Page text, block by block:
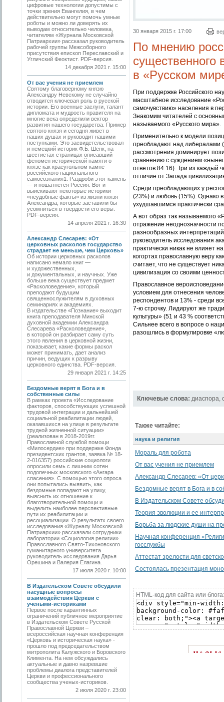
цифровые технологии допустимы с
точки зрения Евангелия, в чем
действительно могут помочь умные
роботы и можно ли доверять их
выводам относительно человека,
читателям «Журнала Московской
Патриархии» рассказал руководитель
рабочей группы Межсоборного
присутствия епископ Переславский и
Угличский Феоктист. PDF-версия.
14 декабря 2021 г. 15:00
От вас учения не приемлем
Святому благоверному князю
Александру Невскому не случайно
отводится ключевая роль в русской
истории. Его военные заслуги, талант
дипломата и мудрость правителя на
многие века определили вектор
развития нашего государства. Пример
святого князя и сегодня живет в
наших душах и руководит нашими
поступками. Это засвидетельствовал
и немец­кий историк Ф.Б. Шенк, на
шестистах страницах описавший
феномен исторической памяти о
князе как краеугольном камне
российского национального
самосознания1. Раздроби этот камень
— и пошатнется Россия. Вот и
выискивают некоторые историки
«неудобные факты» из жизни князя
Александра, которые заставили бы
усомниться в твердости его веры.
PDF-версия.
14 апреля 2021 г. 16:30
Александр Слесарев: «От
церковных расколов государство
страдает не меньше, чем Церковь»
Об истории церковных расколов
написано немало книг —
и художественных,
и документальных, и научных. Уже
больше века существует предмет
«Расколоведение», который
преподают будущим
священнослужителям в духовных
семинариях и академиях.
В издательстве «Познание» выходит
книга преподавателя Минской
духовной академии Александра
Слесарева «Расколоведение»,
в которой он разбирает саму суть
этого явления в церковной жизни,
показывает, какие формы раскол
может принимать, дает анализ
причин, ведущих к разрыву
церковного единства. PDF-версия.
29 января 2021 г. 14:25
Бездомные верят в Бога и в
собственные силы
В рамках проекта «Исследование
факторов, способствующих успешной
трудовой интеграции и дальнейшей
социальной реабилитации людей,
оказавшихся на улице в результате
трудной жизненной ситуации»
(реализован в 2018-2019гг.
Православной службой помощи
«Милосердие» при поддержке Фонда
президентских грантов, заявка № 18-
2-016357) российские социологи
опросили семь с лишним сотен
подопечных московского «Ангара
спасения». С помощью этого опроса
они попытались выявить, как
бездомные попадают на улицу,
выяснить их отношение к
благотворительной помощи и
выделить наиболее перспективные
пути их реабилитации и
ресоциализации. О результатх своего
исследования «Журналу Московской
Патриархии» рассказали сотрудники
лаборатории «Социология религии»
Православного Свято-Тихоновского
гуманитарного университета
руководитель исследования Дарья
Орешина и Валерия Елагина.
17 июля 2020 г. 10:00
В Издательском Совете обсудили
насущные вопросы
взаимодействия Церкви с
учеными-историками
Первое после карантинных
ограничений публичное мероприятие
в Издательском Совете Русской
Православной Церкви –
всероссийская научная конференция
«Церковь и историческая наука» -
прошло под председательством
митрополита Калужского и Боровского
Климента. На нем обсуждались
актуальные и давно назревшие
проблемы диалога представителей
Церкви и профессионального
сообщества ученых-историков.
2 июля 2020 г. 23:00
30 января 2015 г. 17:00
По мнению
существенного
в «Русском
При поддержке Российского
масштабное исследование
самочувствию» населения в
Знакомим читателей с
называемого «Русского мира».
Применительно к модели
преобладают над либералами
рассмотрения доминирует
сравнению с суждением
ответов 84:16). Три из каждый
отличие от Запада
Среди преобладающих у
(23%) и любовь (15%). Однако
ухудшавшимся практически
А вот образ так называемого
отражение неоднозначности
разнообразных
руководитель исследования
практически никак не влияет
когортах православную веру
считает, что не существует
цивилизация со своими
Православное
условием для отнесения
респондентов и 13% - среди
7-ю строчку. Лидируют же
культуры» (51 и 43 %
Сильнее всего в вопросе о
разошлись в формулировке
Ключевые слова: диаспора,
Также читайте:
наука и религия
Мораль для робота
От вас учения не приемлем
Александр Слесарев: «От
Бездомные верят в Бога и в
В Издательском Совете
Теория эволюции и ее
Борьба за людские души на
Научная конференция
госслужбы
Аттестат зрелости для
Состоялась презентация
HTML-код для сайта или блога: